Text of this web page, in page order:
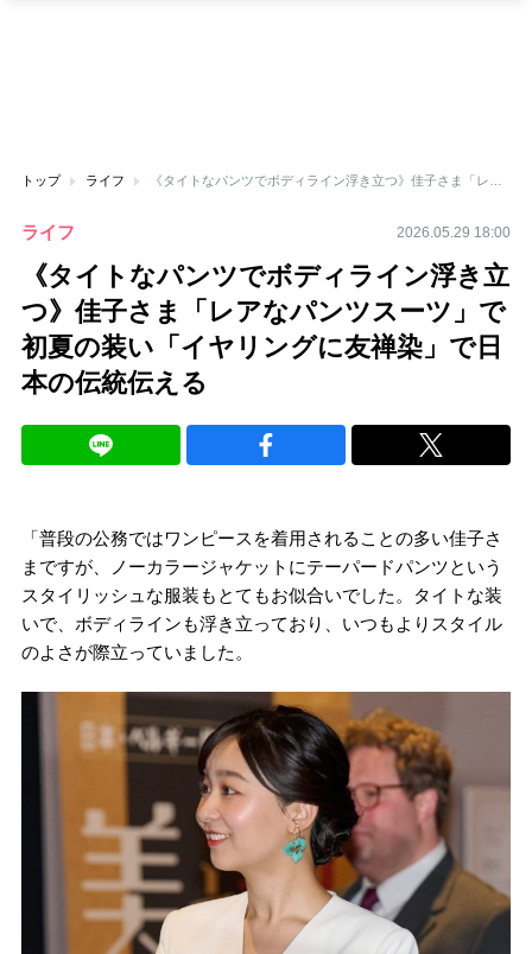
トップ ライフ
ライフ 2026.05.29 18:00
《タイトなパンツでボディライン浮き立
つ》佳子さま「レアなパンツスーツ」で
初夏の装い「イヤリングに友禅染」で日
本の伝統伝える
「普段の公務ではワンピースを着用されることの多い佳子さ
まですが、ノーカラージャケットにテーパードパンツという
スタイリッシュな服装もとてもお似合いでした。タイトな装
いで、ボディラインも浮き立っており、いつもよりスタイル
のよさが際立っていました。